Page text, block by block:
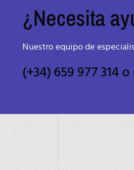
¿Necesita
Nuestro equipo de
(+34) 659 977 314